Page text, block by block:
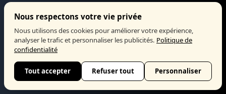
Nous respectons votre vie privée
Nous utilisons des cookies pour améliorer votre expérience,
analyser le trafic et personnaliser les publicités. Politique de
confidentialité
Tout accepter Refuser tout Personnaliser